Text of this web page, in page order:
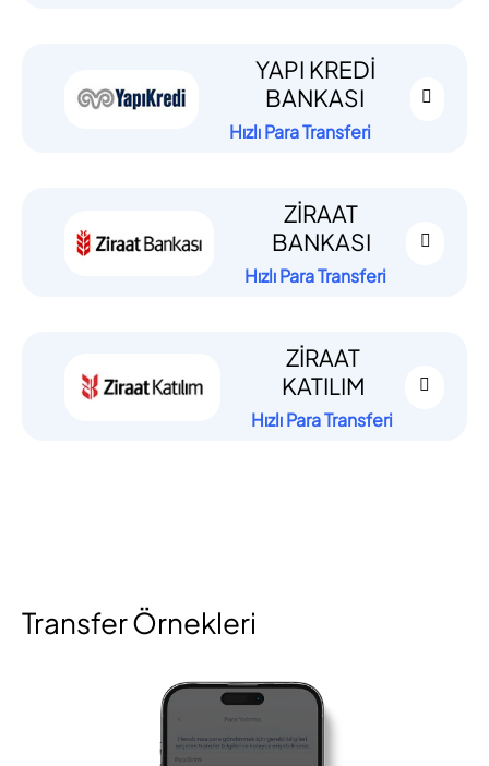
YAPI KREDİ
BANKASI
Hızlı Para Transferi
ZİRAAT
BANKASI
Hızlı Para Transferi
ZİRAAT
KATILIM
Hızlı Para Transferi
Transfer Örnekleri